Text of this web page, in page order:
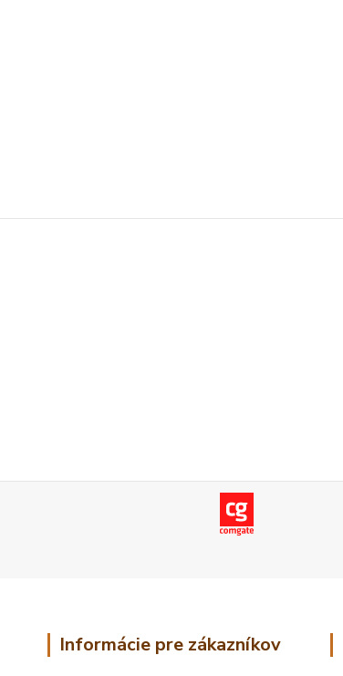
Informácie pre zákazníkov